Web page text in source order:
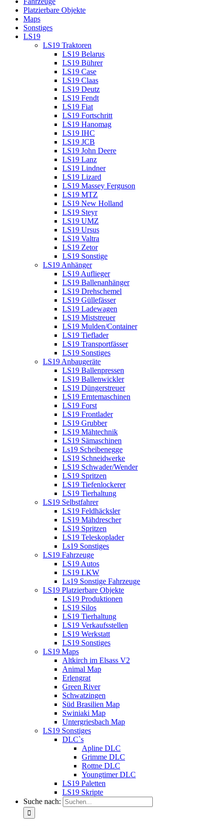
Platzierbare Objekte
Maps
Sonstiges
LS19
LS19 Traktoren
LS19 Belarus
LS19 Bührer
LS19 Case
LS19 Claas
LS19 Deutz
LS19 Fendt
LS19 Fiat
LS19 Fortschritt
LS19 Hanomag
LS19 IHC
LS19 JCB
LS19 John Deere
LS19 Lanz
LS19 Lindner
LS19 Lizard
LS19 Massey Ferguson
LS19 MTZ
LS19 New Holland
LS19 Steyr
LS19 UMZ
LS19 Ursus
LS19 Valtra
LS19 Zetor
LS19 Sonstige
LS19 Anhänger
LS19 Auflieger
LS19 Ballenanhänger
LS19 Drehschemel
LS19 Güllefässer
LS19 Ladewagen
LS19 Miststreuer
LS19 Mulden/Container
LS19 Tieflader
LS19 Transportfässer
LS19 Sonstiges
LS19 Anbaugeräte
LS19 Ballenpressen
LS19 Ballenwickler
LS19 Düngerstreuer
LS19 Erntemaschinen
LS19 Forst
LS19 Frontlader
LS19 Grubber
LS19 Mähtechnik
LS19 Sämaschinen
Ls19 Scheibenegge
LS19 Schneidwerke
LS19 Schwader/Wender
LS19 Spritzen
LS19 Tiefenlockerer
LS19 Tierhaltung
LS19 Selbstfahrer
LS19 Feldhäcksler
LS19 Mähdrescher
LS19 Spritzen
LS19 Teleskoplader
Ls19 Sonstiges
LS19 Fahrzeuge
LS19 Autos
LS19 LKW
Ls19 Sonstige Fahrzeuge
LS19 Platzierbare Objekte
LS19 Produktionen
LS19 Silos
LS19 Tierhaltung
LS19 Verkaufsstellen
LS19 Werkstatt
LS19 Sonstiges
LS19 Maps
Altkirch im Elsass V2
Animal Map
Erlengrat
Green River
Schwatzingen
Süd Brasilien Map
Swiniaki Map
Untergriesbach Map
LS19 Sonstiges
DLC`s
Apline DLC
Grimme DLC
Rottne DLC
Youngtimer DLC
LS19 Paletten
LS19 Skripte
Suche nach: